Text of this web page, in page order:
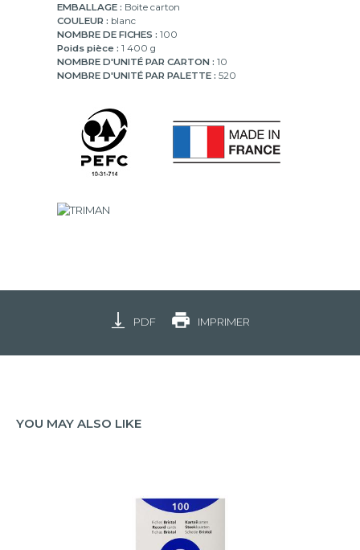
EMBALLAGE : Boite carton
COULEUR : blanc
NOMBRE DE FICHES : 100
Poids pièce : 1 400 g
NOMBRE D'UNITÉ PAR CARTON : 10
NOMBRE D'UNITÉ PAR PALETTE : 520
PDF IMPRIMER
YOU MAY ALSO LIKE